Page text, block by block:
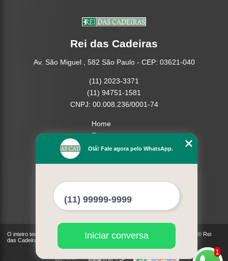
Rei das Cadeiras
Av. São Miguel , 582 São Paulo - CEP: 03621-040
(11) 2023-3371
(11) 94751-1581
CNPJ: 00.008.236/0001-74
Home
Empresa
Missão
Mapa do site
O inteiro teor deste site está sujeito à proteção de direitos autorais. Copyright© Rei
das Cadeiras (Lei 9610 de 19/02/1998)
1
Olá! Fale agora pelo WhatsApp.
Iniciar conversa